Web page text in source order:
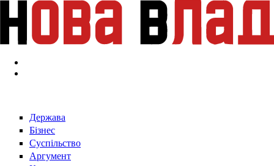
Перейти к основному содержанию
Держава
Бізнес
Суспільство
Аргумент